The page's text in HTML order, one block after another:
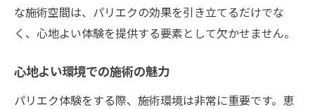
な施術空間は、パリエクの効果を引き立てるだけでな
く、心地よい体験を提供する要素として欠かせません。
心地よい環境での施術の魅力
パリエク体験をする際、施術環境は非常に重要です。恵